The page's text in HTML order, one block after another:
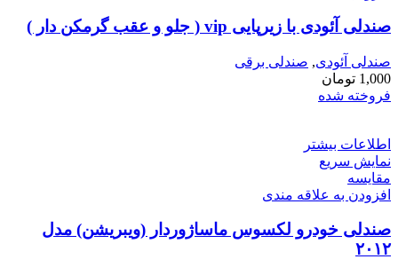
صندلی آئودی با زیرپایی vip ( جلو و عقب گرمکن دار )
صندلی آئودی, صندلی برقی
1,000 تومان
فروخته شده
اطلاعات بیشتر
نمایش سریع
مقايسه
افزودن به علاقه مندی
صندلی خودرو لکسوس ماساژوردار (ویبریشن) مدل
۲۰۱۲